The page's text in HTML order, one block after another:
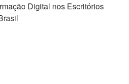
Digital nos Escritórios